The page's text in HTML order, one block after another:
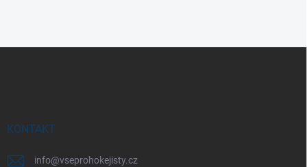
KONTAKT
info@vseprohokejisty.cz